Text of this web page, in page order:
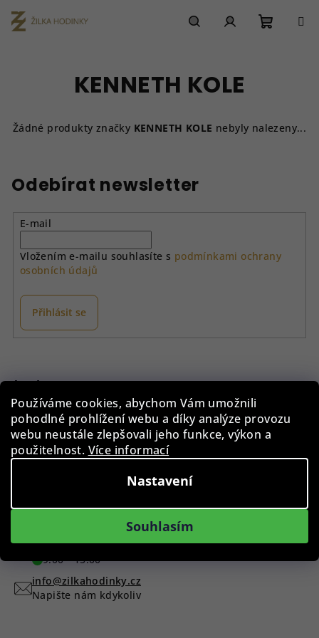
Používáme cookies, abychom Vám umožnili
pohodlné prohlížení webu a díky analýze provozu
webu neustále zlepšovali jeho funkce, výkon a
použitelnost. Více informací
Nastavení
Souhlasím
na
obsah
KENNETH KOLE
Žádné produkty značky KENNETH KOLE nebyly nalezeny...
Odebírat newsletter
E-mail
Vložením e-mailu souhlasíte s podmínkami ochrany
osobních údajů
Přihlásit se
p
a
Instagram
Sledovat na Instagramu
+420 775 955 998
9:00 - 15:00
info@zilkahodinky.cz
Napište nám kdykoliv